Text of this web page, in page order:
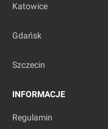
Katowice
Gdańsk
Szczecin
INFORMACJE
Regulamin